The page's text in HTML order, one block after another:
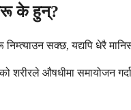
के हुन्?
सक्छ, यद्यपि धेरै
शरीरले औषधीमा समायोजन